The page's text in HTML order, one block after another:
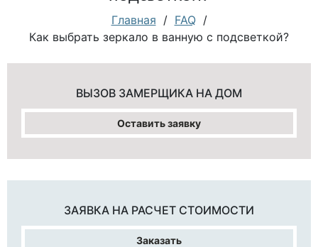
Главная / FAQ /
Как выбрать зеркало в ванную с подсветкой?
ВЫЗОВ ЗАМЕРЩИКА НА ДОМ
Оставить заявку
ЗАЯВКА НА РАСЧЕТ СТОИМОСТИ
Заказать